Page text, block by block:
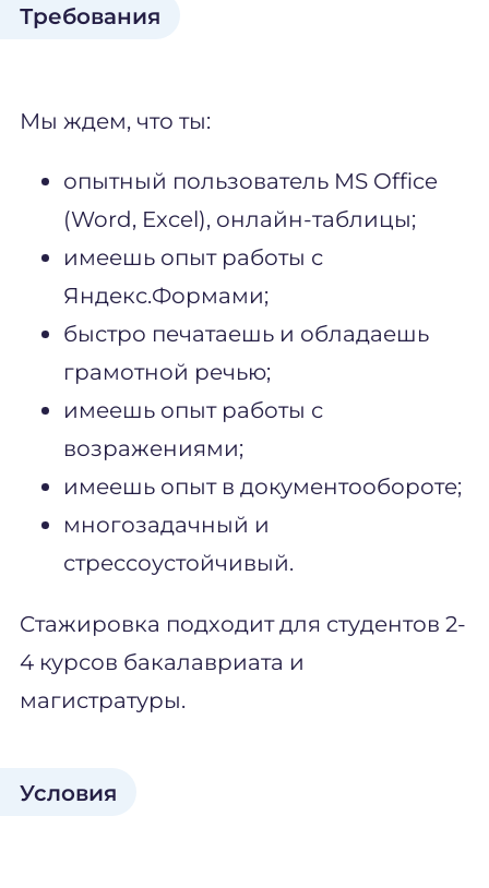
Требования
Мы ждем, что ты:
опытный пользователь MS Office
(Word, Excel), онлайн-таблицы;
имеешь опыт работы с
Яндекс.Формами;
быстро печатаешь и обладаешь
грамотной речью;
имеешь опыт работы с
возражениями;
имеешь опыт в документообороте;
многозадачный и
стрессоустойчивый.
Cтажировка подходит для студентов 2-
4 курсов бакалавриата и
магистратуры.
Условия